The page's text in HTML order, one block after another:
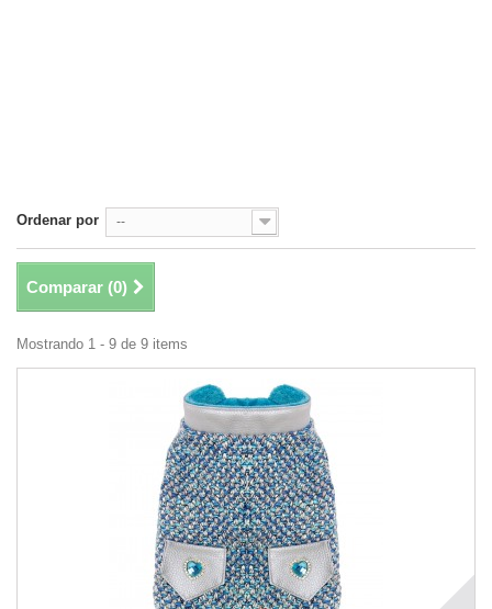
Ordenar por --
Comparar (0)
Mostrando 1 - 9 de 9 items